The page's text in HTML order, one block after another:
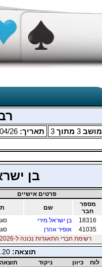
מושב 3 מתוך 3 תאריך:26
בן
פרטים אישיים
מספר
חבר
שם
18316
בן ישראל מירי
41035
אופיר אהרן
רשימת חברי התאגדות נכונה ל-05/08/2026
תוצאה:
לוח כיוון ניקוד תוצאה